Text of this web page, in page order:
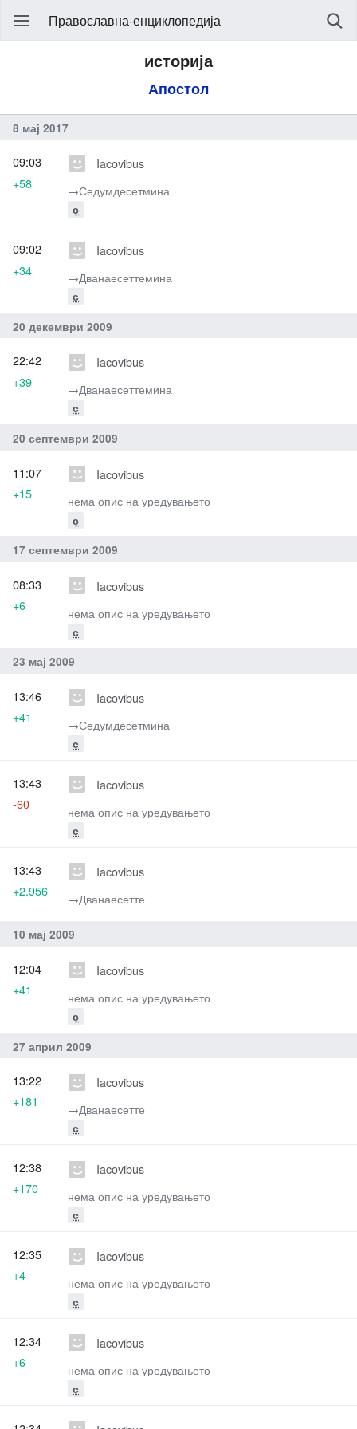
Православна-енциклопедија
историја
Апостол
8 мај 2017
Iacovibus
→‎Седумдесетмина
с
09:03
+58
Iacovibus
→‎Дванаесеттемина
с
09:02
+34
20 декември 2009
Iacovibus
→‎Дванаесеттемина
с
22:42
+39
20 септември 2009
Iacovibus
нема опис на уредувањето
с
11:07
+15
17 септември 2009
Iacovibus
нема опис на уредувањето
с
08:33
+6
23 мај 2009
Iacovibus
→‎Седумдесетмина
с
13:46
+41
Iacovibus
нема опис на уредувањето
с
13:43
-60
Iacovibus
→‎Дванаесетте
13:43
+2.956
10 мај 2009
Iacovibus
нема опис на уредувањето
с
12:04
+41
27 април 2009
Iacovibus
→‎Дванаесетте
с
13:22
+181
Iacovibus
нема опис на уредувањето
с
12:38
+170
Iacovibus
нема опис на уредувањето
с
12:35
+4
Iacovibus
нема опис на уредувањето
с
12:34
+6